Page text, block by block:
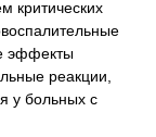
критических
эффекты
реакции,
у больных с